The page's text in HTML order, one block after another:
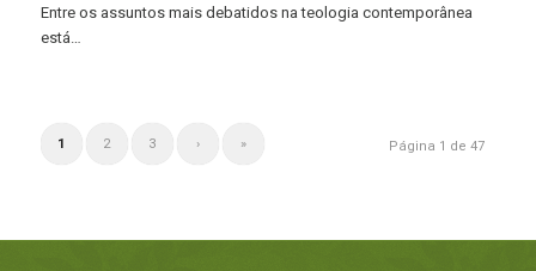
Entre os assuntos mais debatidos na teologia contemporânea
está…
Página 1 de 47
1 2 3 › »